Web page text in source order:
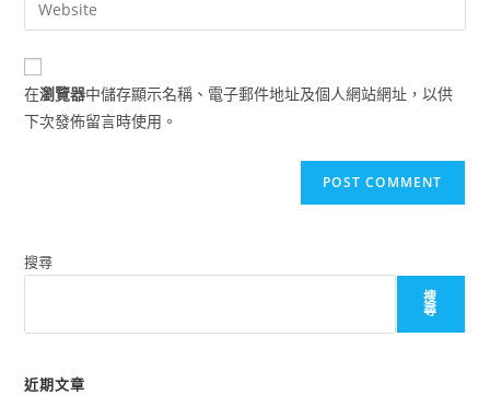
comment
address
comment
your
website
URL
(optional)
在瀏覽器中儲存顯示名稱、電子郵件地址及個人網站網址，以供
下次發佈留言時使用。
搜尋
搜
尋
近期文章